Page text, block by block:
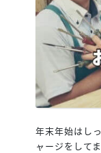
年末年始はし
ャージをして